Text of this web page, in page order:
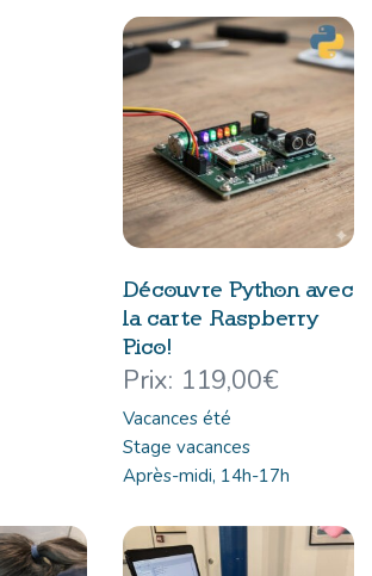
Découvre Python avec
la carte Raspberry
Pico!
119,00€
Vacances été
Stage vacances
Après-midi, 14h-17h